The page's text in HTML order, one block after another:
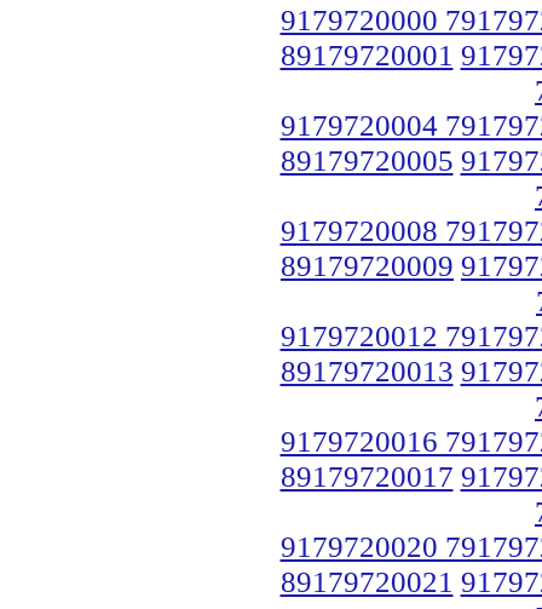
9179720000
89179720001
9179720004
89179720005
9179720008
89179720009
9179720012
89179720013
9179720016
89179720017
9179720020
89179720021